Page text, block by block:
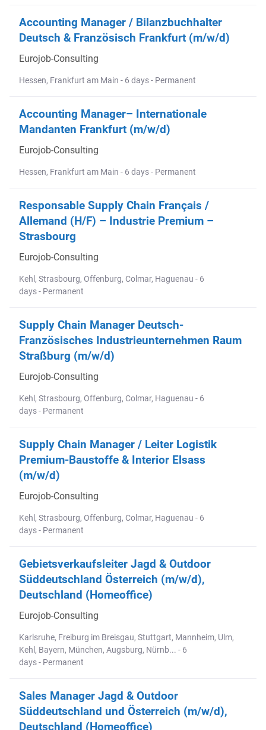
Accounting Manager / Bilanzbuchhalter
Deutsch & Französisch Frankfurt (m/w/d)
Eurojob-Consulting
Hessen, Frankfurt am Main - 6 days - Permanent
Accounting Manager– Internationale
Mandanten Frankfurt (m/w/d)
Eurojob-Consulting
Hessen, Frankfurt am Main - 6 days - Permanent
Responsable Supply Chain Français /
Allemand (H/F) – Industrie Premium –
Strasbourg
Eurojob-Consulting
Kehl, Strasbourg, Offenburg, Colmar, Haguenau - 6
days - Permanent
Supply Chain Manager Deutsch-
Französisches Industrieunternehmen Raum
Straßburg (m/w/d)
Eurojob-Consulting
Kehl, Strasbourg, Offenburg, Colmar, Haguenau - 6
days - Permanent
Supply Chain Manager / Leiter Logistik
Premium-Baustoffe & Interior Elsass
(m/w/d)
Eurojob-Consulting
Kehl, Strasbourg, Offenburg, Colmar, Haguenau - 6
days - Permanent
Gebietsverkaufsleiter Jagd & Outdoor
Süddeutschland Österreich (m/w/d),
Deutschland (Homeoffice)
Eurojob-Consulting
Karlsruhe, Freiburg im Breisgau, Stuttgart, Mannheim, Ulm,
Kehl, Bayern, München, Augsburg, Nürnb... - 6
days - Permanent
Sales Manager Jagd & Outdoor
Süddeutschland und Österreich (m/w/d),
Deutschland (Homeoffice)